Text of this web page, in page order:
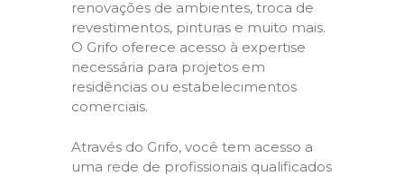
renovações de ambientes, troca de
revestimentos, pinturas e muito mais.
O Grifo oferece acesso à expertise
necessária para projetos em
residências ou estabelecimentos
comerciais.
Através do Grifo, você tem acesso a
uma rede de profissionais qualificados